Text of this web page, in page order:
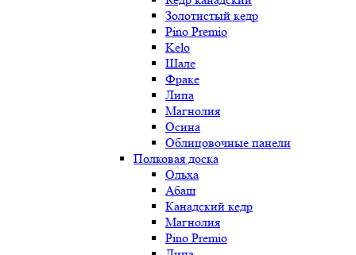
Золотистый кедр
Pino Premio
Kelo
Шале
Фраке
Липа
Магнолия
Осина
Облицовочные панели
Полковая доска
Ольха
Абаш
Канадский кедр
Магнолия
Pino Premio